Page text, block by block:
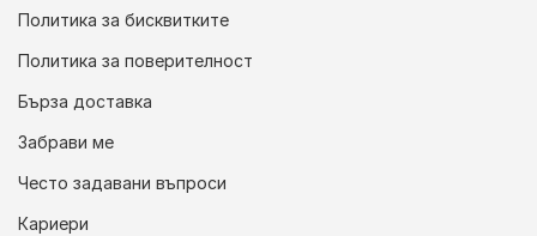
Политика за бисквитките
Политика за поверителност
Бърза доставка
Забрави ме
Често задавани въпроси
Кариери